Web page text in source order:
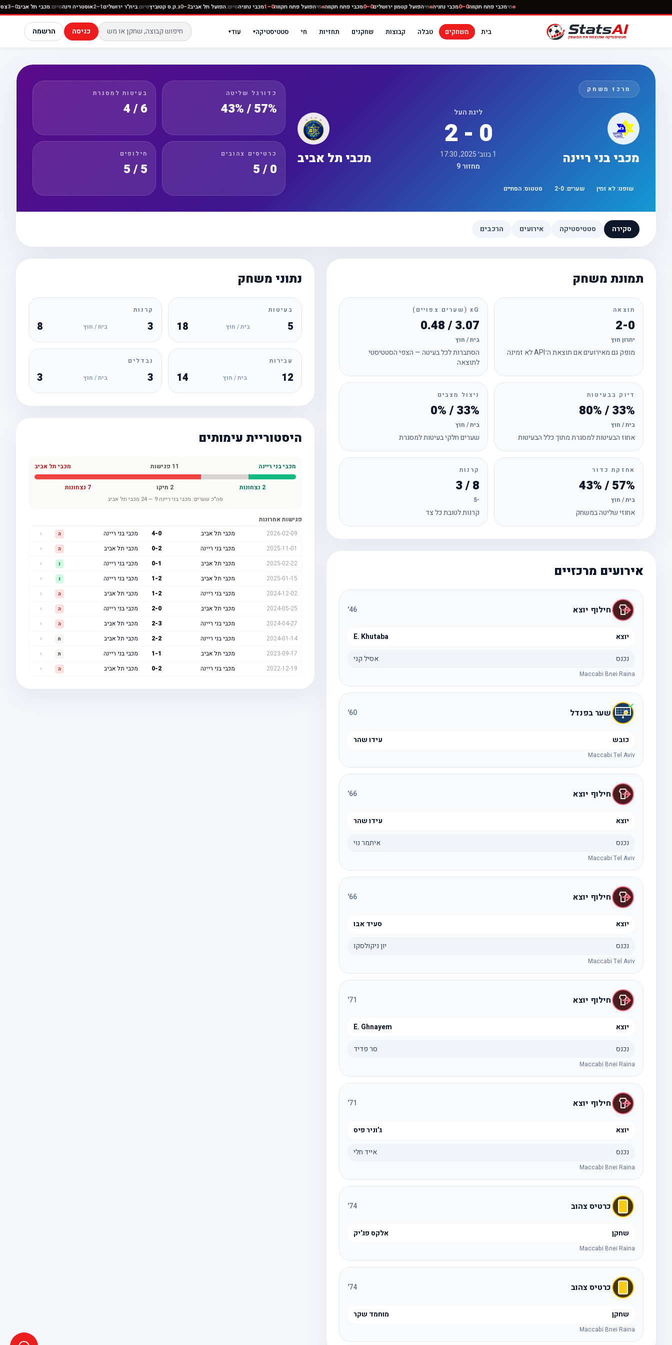
חימכבי פתח תקווה0–0 מכבי נתניה חיהפועל קטמון ירושלים0–0 מכבי פתח תקווה חיהפועל פתח תקווה0–1 מכבי נתניהסיום:הפועל תל אביב2–0 ג.ק.ס קטוביץסיום:בית"ר ירושלים1–2 אוסטריה וינהסיום:מכבי תל
בית משחקים טבלה קבוצות שחקנים תחזיות חי סטטיסטיקה▾ עוד▾ כניסה הרשמה
מרכז משחק
מכבי בני ריינה
ליגת העל
2 - 0
1 בנוב׳ 2025, 17:30
מחזור 9
מכבי תל אביב
שופט: לא זמין שערים: 2-0 סטטוס: הסתיים
כדורגל שליטה
57% / 43%
בעיטות למסגרת
6 / 4
כרטיסים צהובים
0 / 5
חילופים
5 / 5
סקירה סטטיסטיקה אירועים הרכבים
תמונת משחק
תוצאה
2-0
יתרון חוץ
מופק גם מאירועים אם תוצאת ה־API לא זמינה
xG (שערים צפויים)
3.07 / 0.48
בית / חוץ
הסתברות לכל בעיטה — הצפי הסטטיסטי
לתוצאה
דיוק בבעיטות
33% / 80%
בית / חוץ
אחוז הבעיטות למסגרת מתוך כלל הבעיטות
ניצול מצבים
33% / 0%
בית / חוץ
שערים חלקי בעיטות למסגרת
אחזקת כדור
57% / 43%
בית / חוץ
אחוזי שליטה במשחק
קרנות
8 / 3
-5
קרנות לטובת כל צד
אירועים מרכזיים
חילוף יוצא 46
'
יוצא E. Khutaba
נכנס אסיל קני
Maccabi Bnei Raina
שער בפנדל 60
'
כובש עידו שהר
Maccabi Tel Aviv
חילוף יוצא 66
'
יוצא עידו שהר
נכנס איתמר נוי
Maccabi Tel Aviv
חילוף יוצא 66
'
יוצא סעיד אבו
נכנס יון ניקולסקו
Maccabi Tel Aviv
חילוף יוצא 71
'
יוצא E. Ghnayem
נכנס סר פדיד
Maccabi Bnei Raina
חילוף יוצא 71
'
יוצא ג'וניר פיס
נכנס אייד חלי
Maccabi Bnei Raina
כרטיס צהוב 74
'
שחקן אלקס פג'יק
Maccabi Bnei Raina
כרטיס צהוב 74
'
שחקן מוחמד שקר
Maccabi Bnei Raina
נתוני משחק
בעיטות
5 בית / חוץ 18
קרנות
3 בית / חוץ 8
עבירות
12 בית / חוץ 14
נבדלים
3 בית / חוץ 3
היסטוריית עימותים
מכבי בני ריינה 11 פגישות מכבי תל אביב
2 נצחונות 2 תיקו 7 נצחונות
סה"כ שערים: מכבי בני ריינה 9
—
24 מכבי תל אביב
פגישות אחרונות
2026-02-09
מכבי תל אביב 4-0 מכבי בני ריינה ה
›
2025-11-01
מכבי בני ריינה 0-2 מכבי תל אביב ה
›
2025-02-22
מכבי תל אביב 0-1 מכבי בני ריינה נ
›
2025-01-15
מכבי תל אביב 1-2 מכבי בני ריינה נ
›
2024-12-02
מכבי בני ריינה 1-2 מכבי תל אביב ה
›
2024-05-25
מכבי תל אביב 2-0 מכבי בני ריינה ה
›
2024-04-27
מכבי בני ריינה 2-3 מכבי תל אביב ה
›
2024-01-14
מכבי בני ריינה 2-2 מכבי תל אביב ת
›
2023-09-17
מכבי תל אביב 1-1 מכבי בני ריינה ת
›
2022-12-19
מכבי בני ריינה 0-2 מכבי תל אביב ה ›